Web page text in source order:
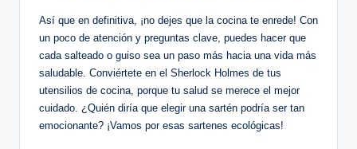
Así que en definitiva, ¡no dejes que la cocina te enrede! Con
un poco de atención y preguntas clave, puedes hacer que
cada salteado o guiso sea un paso más hacia una vida más
saludable. Conviértete en el Sherlock Holmes de tus
utensilios de cocina, porque tu salud se merece el mejor
cuidado. ¿Quién diría que elegir una sartén podría ser tan
emocionante? ¡Vamos por esas sartenes ecológicas!